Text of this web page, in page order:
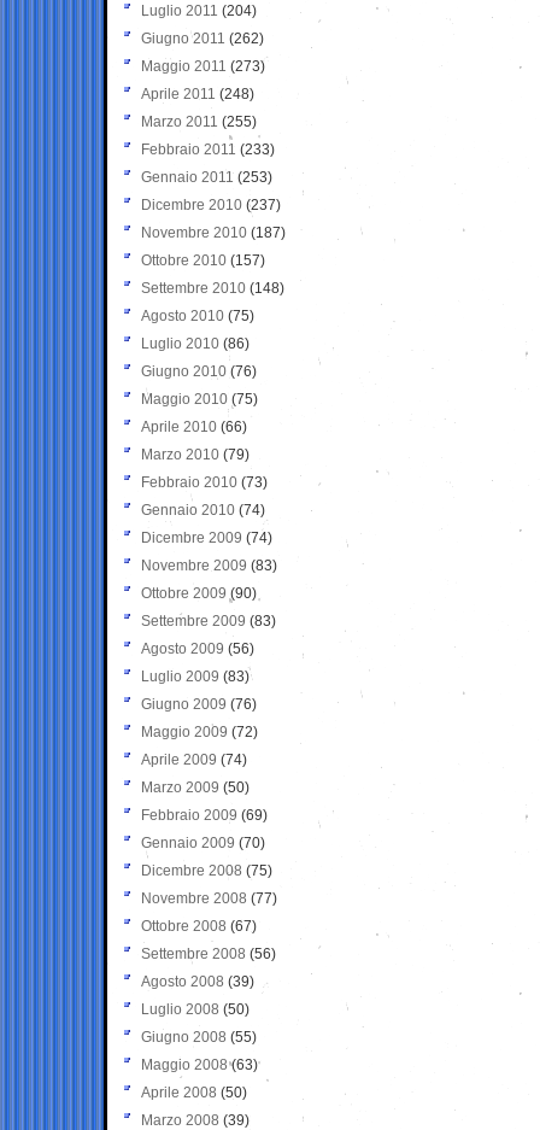
Luglio 2011 (204)
Giugno 2011 (262)
Maggio 2011 (273)
Aprile 2011 (248)
Marzo 2011 (255)
Febbraio 2011 (233)
Gennaio 2011 (253)
Dicembre 2010 (237)
Novembre 2010 (187)
Ottobre 2010 (157)
Settembre 2010 (148)
Agosto 2010 (75)
Luglio 2010 (86)
Giugno 2010 (76)
Maggio 2010 (75)
Aprile 2010 (66)
Marzo 2010 (79)
Febbraio 2010 (73)
Gennaio 2010 (74)
Dicembre 2009 (74)
Novembre 2009 (83)
Ottobre 2009 (90)
Settembre 2009 (83)
Agosto 2009 (56)
Luglio 2009 (83)
Giugno 2009 (76)
Maggio 2009 (72)
Aprile 2009 (74)
Marzo 2009 (50)
Febbraio 2009 (69)
Gennaio 2009 (70)
Dicembre 2008 (75)
Novembre 2008 (77)
Ottobre 2008 (67)
Settembre 2008 (56)
Agosto 2008 (39)
Luglio 2008 (50)
Giugno 2008 (55)
Maggio 2008(63)
Aprile 2008 (50)
Marzo 2008 (39)